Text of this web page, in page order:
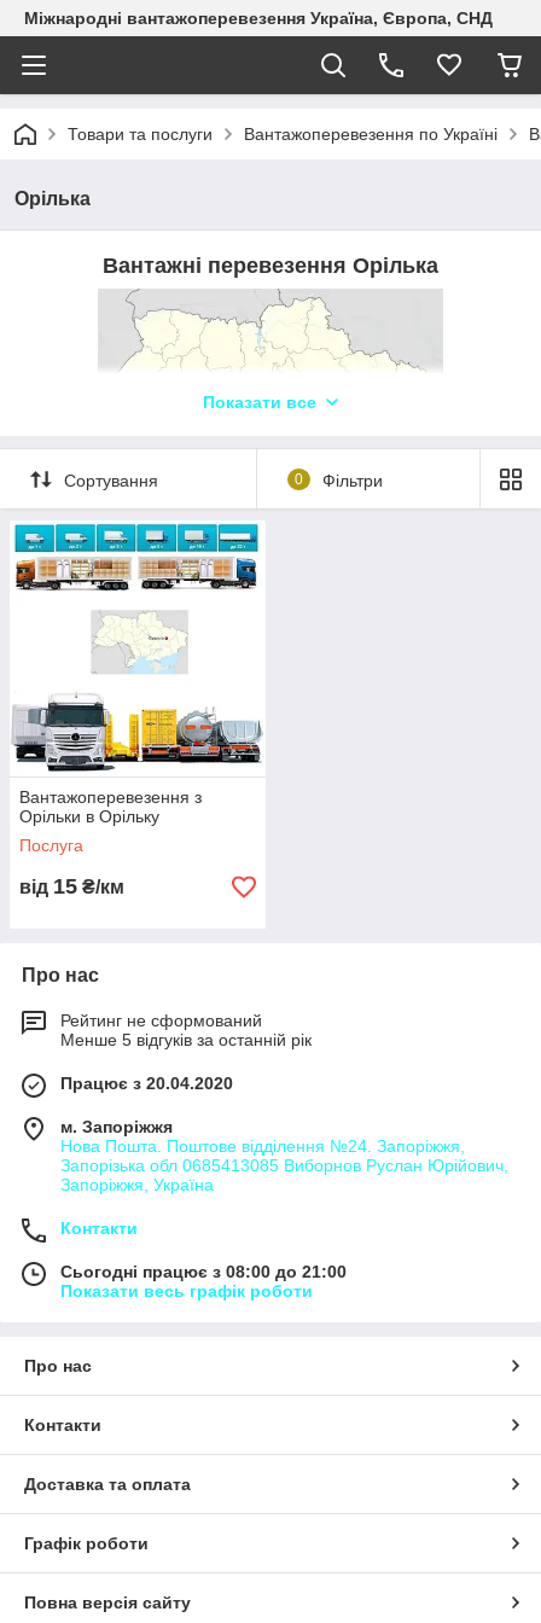
Міжнародні вантажоперевезення Україна, Європа, СНД
Товари та послуги Вантажоперевезення по Україні
Орілька
Вантажні перевезення Орілька
Логіст: Ганна +380686026142 WhatsApp,
Telegram, Viber ТЛК «Logistic Systems»✔️
Показати все
Сортування 0 Фільтри
Вантажоперевезення з
Орільки в Орільку
Послуга
від 15 ₴/км
Про нас
Рейтинг не сформований
Менше 5 відгуків за останній рік
Працює з 20.04.2020
м. Запоріжжя
Нова Пошта. Поштове відділення №24. Запоріжжя,
Запорізька обл 0685413085 Виборнов Руслан Юрійович,
Запоріжжя, Україна
Контакти
Сьогодні працює з 08:00 до 21:00
Показати весь графік роботи
Про нас
Контакти
Доставка та оплата
Графік роботи
Повна версія сайту